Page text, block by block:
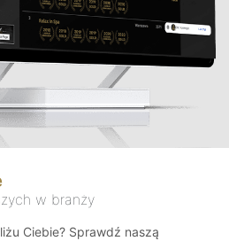
w branży
Ciebie? Sprawdź naszą